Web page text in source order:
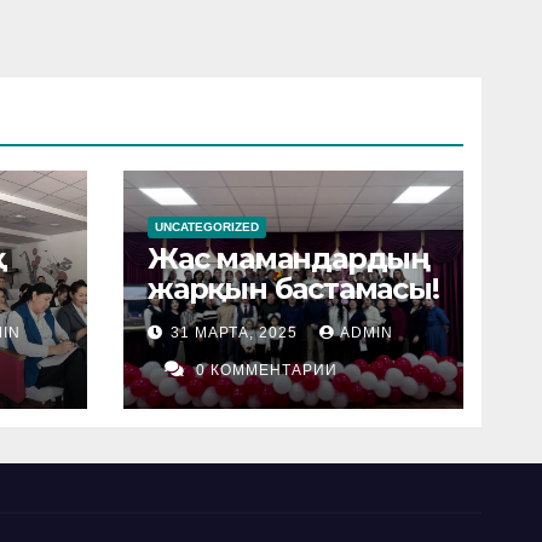
UNCATEGORIZED
Жас мамандардың
жарқын бастамасы!
31 МАРТА, 2025 ADMIN
0 КОММЕНТАРИИ